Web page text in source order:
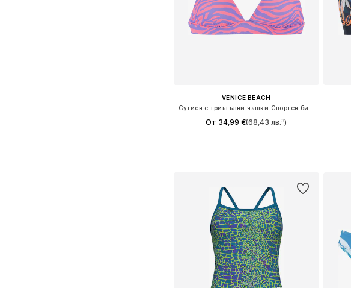
VENICE BEACH
От 34,99 €(68,43 лв.³)